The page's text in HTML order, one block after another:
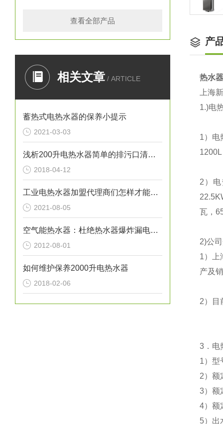
查看全部产品
相关文章 / ARTICLE
蓄热式电热水器的保养小提示
2021-03-03
浅析200升电热水器简单的排污口清洁方法
2018-04-12
工业电热水器加盟代理商们怎样才能让自己的事业风生水起呢？
2021-08-05
空气能热水器：杜绝热水器爆炸漏电事故
2012-08-01
如何维护保养2000升电热水器
2018-02-06
产
热水
上海
1.)电
1）电
1200L
2 ）
瓦，
2)公
1）上
产及
2）目
3 ．
1）型
2）额
3）额
4）额
5）出